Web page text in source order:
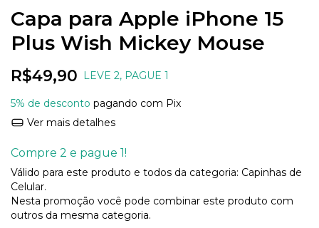
Capa para Apple iPhone 15
Plus Wish Mickey Mouse
R$49,90 LEVE 2, PAGUE 1
5% de desconto pagando com Pix
Ver mais detalhes
Compre 2 e pague 1!
Válido para este produto e todos da categoria: Capinhas de
Celular.
Nesta promoção você pode combinar este produto com
outros da mesma categoria.